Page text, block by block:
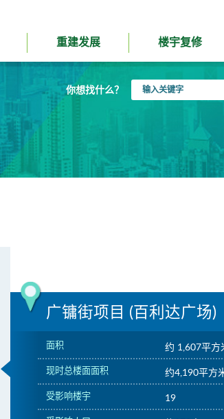
重建发展 楼宇复修
你想找什么？
入
广镛街项目 (百利达广场)
面积 约 1,607平方
现时总楼面面积 约4,190平方
受影响楼宇 19